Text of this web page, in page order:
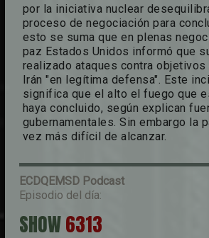
por la iniciativa nuclear
proceso de negociación para
esto se suma que en plenas
paz Estados Unidos informó que
realizado ataques contra objetivos
Irán "en legítima defensa". Este
significa que el alto el fuego que
haya concluido, según explican
gubernamentales. Sin embargo la
vez más difícil de alcanzar.
ECDQEMSD Podcast
Episodio del día:
SHOW6313